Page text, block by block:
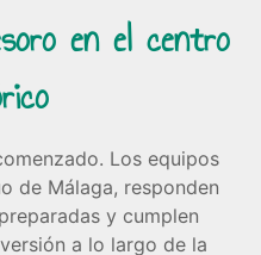
en el centro
Los equipos
de Málaga, responden
y cumplen
a lo largo de la